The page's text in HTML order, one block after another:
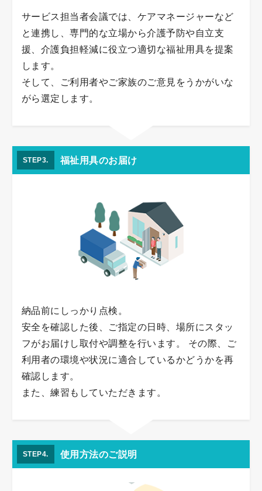
サービス担当者会議では、ケアマネージャーなど
と連携し、専門的な立場から介護予防や自立支
援、介護負担軽減に役立つ適切な福祉用具を提案
します。
そして、ご利用者やご家族のご意見をうかがいな
がら選定します。
STEP3. 福祉用具のお届け
納品前にしっかり点検。
安全を確認した後、ご指定の日時、場所にスタッ
フがお届けし取付や調整を行います。 その際、ご
利用者の環境や状況に適合しているかどうかを再
確認します。
また、練習もしていただきます。
STEP4. 使用方法のご説明